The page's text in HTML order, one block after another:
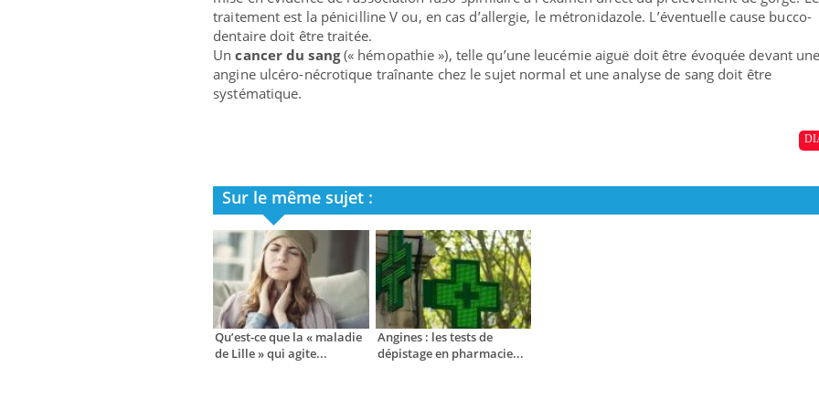
traitement est la pénicilline V ou, en cas d’allergie, le métronidazole. L’éventuelle cause bucco-
dentaire doit être traitée.
Uncancer du sang(« hémopathie »), telle qu’une leucémie aiguë doit être évoquée devant une
angine ulcéro-nécrotique traînante chez le sujet normal et une analyse de sang doit être
systématique.
Sur le même sujet :
Qu’est-ce que la « maladie
de Lille » qui agite...
Angines : les tests de
dépistage en pharmacie...